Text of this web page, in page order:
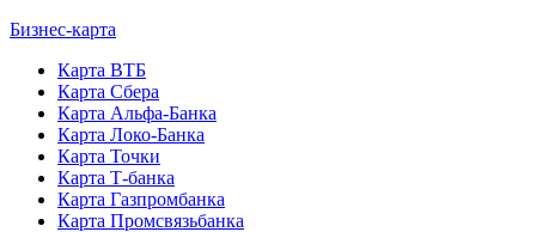
Бизнес-карта
Карта ВТБ
Карта Сбера
Карта Альфа-Банка
Карта Локо-Банка
Карта Точки
Карта Т-банка
Карта Газпромбанка
Карта Промсвязьбанка